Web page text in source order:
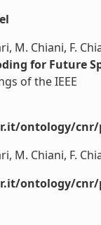
M. Chiani, F.
for Future
of the IEEE
ontology/
M. Chiani, F.
ontology/cnr/